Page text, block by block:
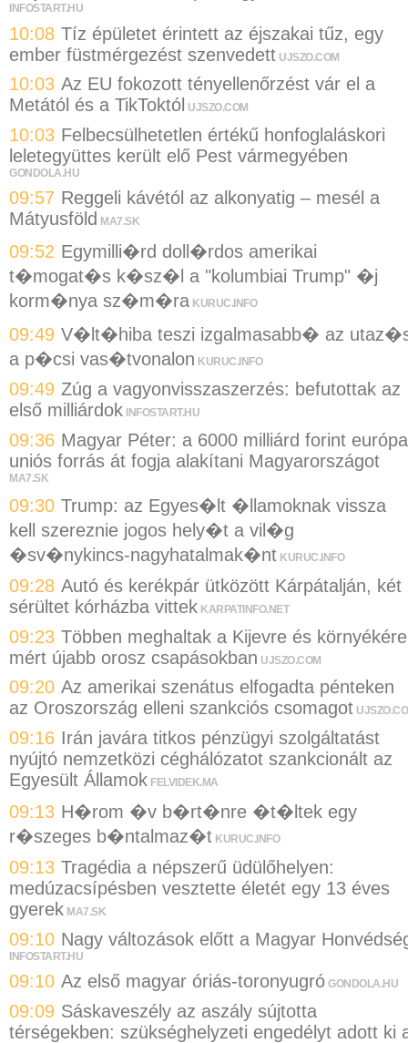
INFOSTART.HU
10:08 Tíz épületet érintett az éjszakai tűz, egy
ember füstmérgezést szenvedett UJSZO.COM
10:03 Az EU fokozott tényellenőrzést vár el a
Metától és a TikToktól UJSZO.COM
10:03 Felbecsülhetetlen értékű honfoglaláskori
leletegyüttes került elő Pest vármegyében
GONDOLA.HU
09:57 Reggeli kávétól az alkonyatig – mesél a
Mátyusföld MA7.SK
09:52 Egymilli�rd doll�rdos amerikai
t�mogat�s k�sz�l a "kolumbiai Trump" �j
korm�nya sz�m�ra KURUC.INFO
09:49 V�lt�hiba teszi izgalmasabb� az
a p�csi vas�tvonalon KURUC.INFO
09:49 Zúg a vagyonvisszaszerzés: befutottak az
első milliárdok INFOSTART.HU
09:36 Magyar Péter: a 6000 milliárd forint
uniós forrás át fogja alakítani Magyarországot
MA7.SK
09:30 Trump: az Egyes�lt �llamoknak vissza
kell szereznie jogos hely�t a vil�g
�sv�nykincs-nagyhatalmak�nt KURUC.INFO
09:28 Autó és kerékpár ütközött Kárpátalján, két
sérültet kórházba vittek KARPATINFO.NET
09:23 Többen meghaltak a Kijevre és környékére
mért újabb orosz csapásokban UJSZO.COM
09:20 Az amerikai szenátus elfogadta pénteken
az Oroszország elleni szankciós csomagot
09:16 Irán javára titkos pénzügyi szolgáltatást
nyújtó nemzetközi céghálózatot szankcionált az
Egyesült Államok FELVIDEK.MA
09:13 H�rom �v b�rt�nre �t�ltek egy
r�szeges b�ntalmaz�t KURUC.INFO
09:13 Tragédia a népszerű üdülőhelyen:
medúzacsípésben vesztette életét egy 13 éves
gyerek MA7.SK
09:10 Nagy változások előtt a Magyar
INFOSTART.HU
09:10 Az első magyar óriás-toronyugró GONDOLA.HU
09:09 Sáskaveszély az aszály sújtotta
térségekben: szükséghelyzeti engedélyt adott ki